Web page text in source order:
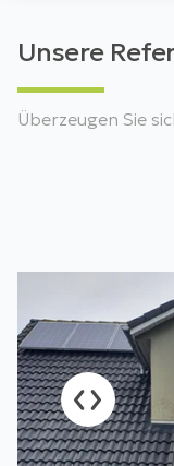
Unsere
Überzeugen Sie